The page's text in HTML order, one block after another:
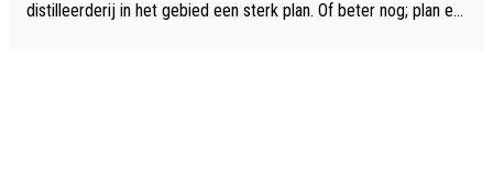
distilleerderij in het gebied een sterk plan. Of beter nog; plan ee